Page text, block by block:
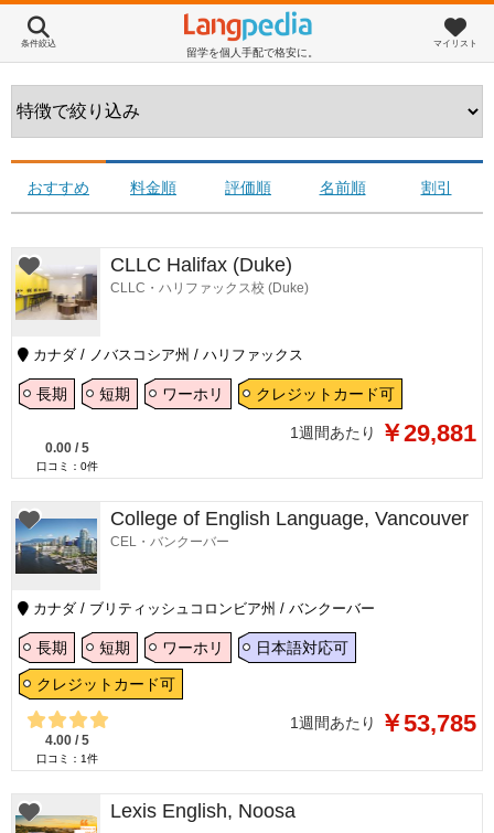
留学を個人手配で格安に。
条件絞込 マイリスト
おすすめ 料金順 評価順 名前順 割引
CLLC Halifax (Duke)
CLLC・ハリファックス校 (Duke)
カナダ / ノバスコシア州 / ハリファックス
長期 短期 ワーホリ クレジットカード可
0.00 / 5
口コミ： 0件
1週間あたり ￥29,881
College of English Language, Vancouver
CEL・バンクーバー
カナダ / ブリティッシュコロンビア州 / バンクーバー
長期 短期 ワーホリ 日本語対応可
クレジットカード可
4.00 / 5
口コミ： 1件
1週間あたり ￥53,785
Lexis English, Noosa